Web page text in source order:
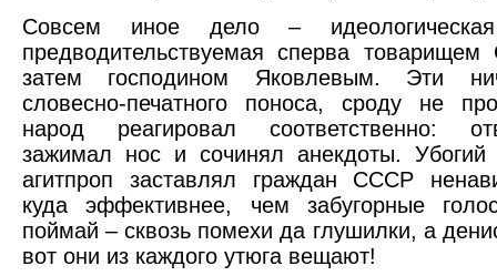
Совсем иное дело –
предводительствуемая сперва
затем господином Яковлевым. Эти
словесно-печатного поноса, сроду не
народ реагировал соответственно:
зажимал нос и сочинял анекдоты. Убогий
агитпроп заставлял граждан СССР
куда эффективнее, чем забугорные
поймай – сквозь помехи да глушилки, а
вот они из каждого утюга вещают!